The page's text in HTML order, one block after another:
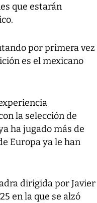
que estarán
por primera vez
es el mexicano
la selección de
ha jugado más de
Europa ya le han
dirigida por Javier
en la que se alzó